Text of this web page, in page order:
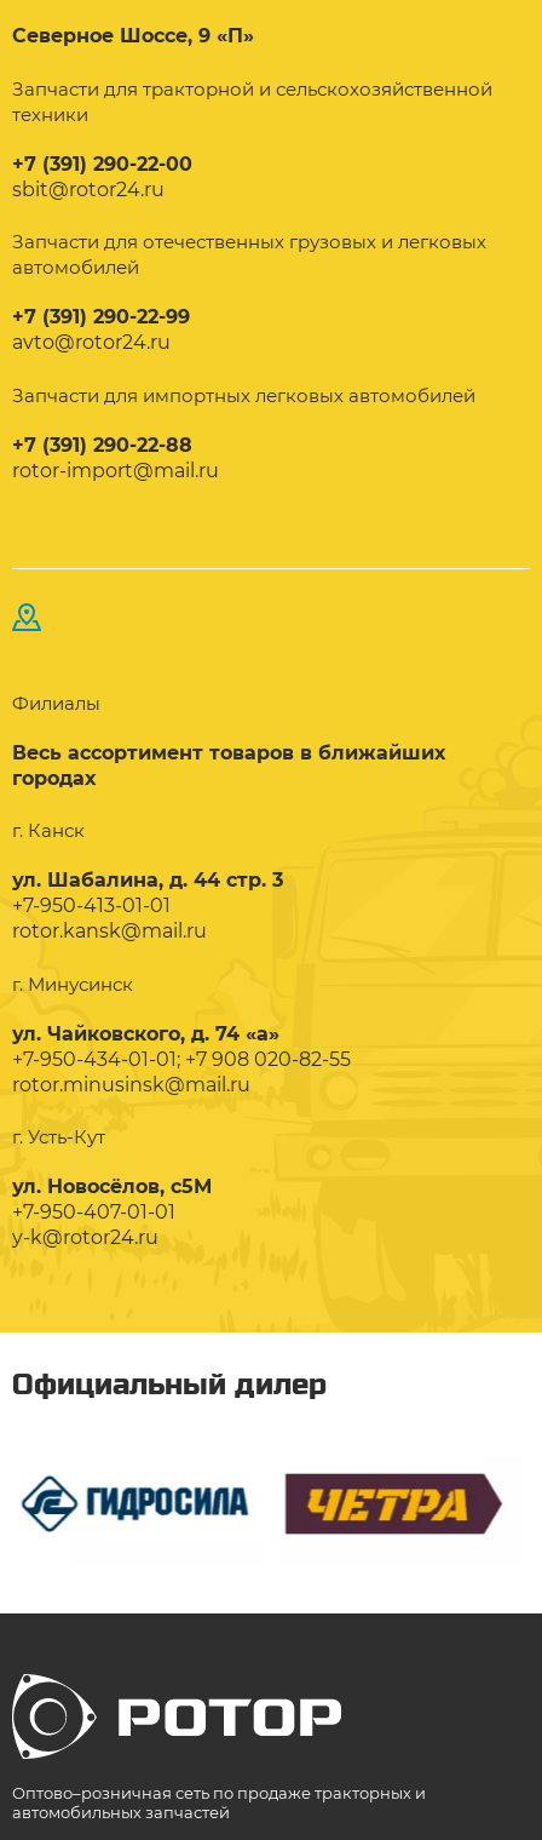
Северное Шоссе, 9 «П»
Запчасти для тракторной и сельскохозяйственной
техники
+7 (391) 290-22-00
sbit@rotor24.ru
Запчасти для отечественных грузовых и легковых
автомобилей
+7 (391) 290-22-99
avto@rotor24.ru
Запчасти для импортных легковых автомобилей
+7 (391) 290-22-88
rotor-import@mail.ru
Филиалы
Весь ассортимент товаров в ближайших
городах
г. Канск
ул. Шабалина, д. 44 стр. 3
+7-950-413-01-01
rotor.kansk@mail.ru
г. Минусинск
ул. Чайковского, д. 74 «а»
+7-950-434-01-01; +7 908 020-82-55
rotor.minusinsk@mail.ru
г. Усть-Кут
ул. Новосёлов, с5М
+7-950-407-01-01
y-k@rotor24.ru
Официальный дилер
Оптово–розничная сеть по продаже тракторных и
автомобильных запчастей